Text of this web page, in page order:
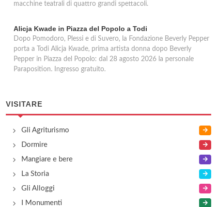
macchine teatrali di quattro grandi spettacoli.
Alicja Kwade in Piazza del Popolo a Todi
Dopo Pomodoro, Plessi e di Suvero, la Fondazione Beverly Pepper
porta a Todi Alicja Kwade, prima artista donna dopo Beverly
Pepper in Piazza del Popolo: dal 28 agosto 2026 la personale
Paraposition. Ingresso gratuito.
VISITARE
Gli Agriturismo
Dormire
Mangiare e bere
La Storia
Gli Alloggi
I Monumenti